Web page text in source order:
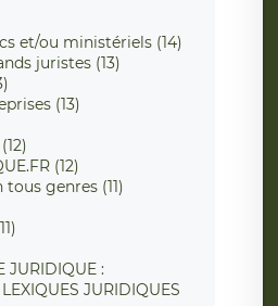
et/ou ministériels (14)
juristes (13)
(13)
(12)
tous genres (11)
JURIDIQUE :
JURIDIQUES